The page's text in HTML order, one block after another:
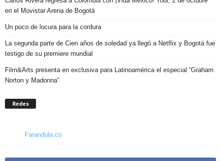
en el Movistar Arena de Bogotá
Un poco de locura para la cordura
La segunda parte de Cien años de soledad ya llegó a Netflix y Bogotá fue
testigo de su premiere mundial
Film&Arts presenta en exclusiva para Latinoamérica el especial “Graham
Norton y Madonna”
Redes
Farandula.co